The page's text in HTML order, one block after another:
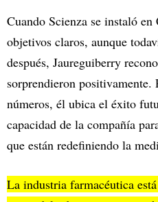
Cuando Scienza se instaló
objetivos claros, aunque
después, Jaureguiberry
sorprendieron positivamente.
números, él ubica el éxito
capacidad de la compañía
que están redefiniendo la
La industria farmacéutica